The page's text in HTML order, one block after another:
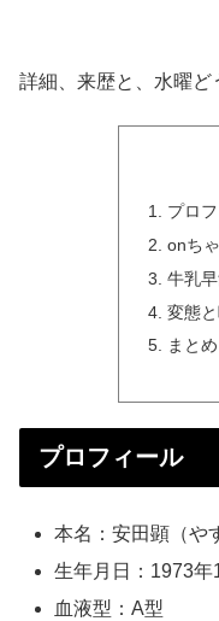
詳細、来歴と、水曜ど
プロ
onち
牛乳
変態
まとめ
プロフィール
本名：安田顕（や
生年月日：1973年
血液型：A型